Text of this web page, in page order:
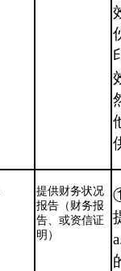
提供财务状况
报告（财务报
告、或资信证
明）